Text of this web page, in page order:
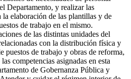
Departamento, y realizar las
la elaboración de las plantillas y de
de trabajo en el mismo.
de las distintas unidades del
con la distribución física y
puestos de trabajo y obras de reforma,
competencias asignadas en esta
de Gobernanza Pública y